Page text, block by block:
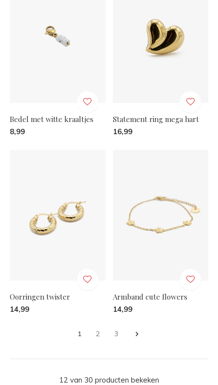
Bedel met witte kraaltjes
8,99
Statement ring mega hart
16,99
Oorringen twister
14,99
Armband cute flowers
14,99
1 2 3
12 van 30 producten bekeken